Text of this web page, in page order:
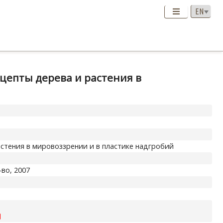
дерева и растения в
в мировоззрении и в пластике надгробий
2007